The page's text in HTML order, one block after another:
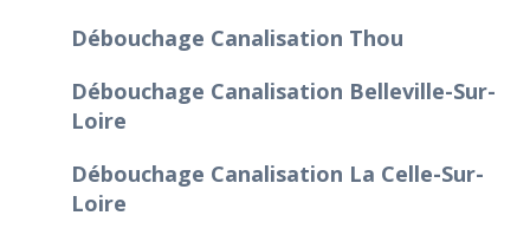
Débouchage Canalisation Thou
Débouchage Canalisation Belleville-Sur-
Loire
Débouchage Canalisation La Celle-Sur-
Loire